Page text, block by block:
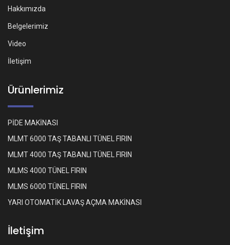
Hakkımızda
Belgelerimiz
Video
İletişim
Ürünlerimiz
PİDE MAKİNASI
MLMT 6000 TAŞ TABANLI TÜNEL FIRIN
MLMT 4000 TAŞ TABANLI TÜNEL FIRIN
MLMS 4000 TÜNEL FIRIN
MLMS 6000 TÜNEL FIRIN
YARI OTOMATİK LAVAŞ AÇMA MAKİNASI
İletişim